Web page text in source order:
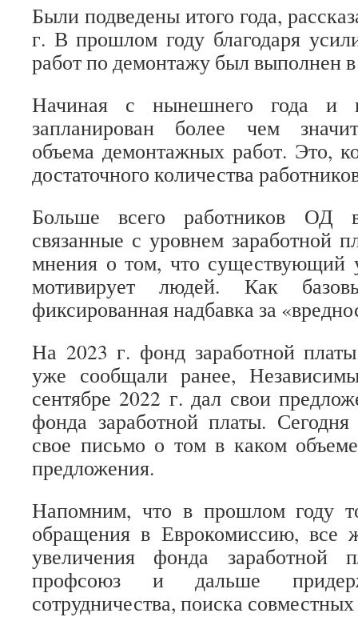
Были подведены итого года,
г. В прошлом году благодаря
работ по демонтажу был выполнен
Начиная с нынешнего года и
запланирован более чем
объема демонтажных работ. Это,
достаточного количества
Больше всего работников ОД
связанные с уровнем заработной
мнения о том, что существующий
мотивирует людей. Как
фиксированная надбавка за
На 2023 г. фонд заработной
уже сообщали ранее,
сентябре 2022 г. дал свои
фонда заработной платы.
свое письмо о том в каком
предложения.
Напомним, что в прошлом году
обращения в Еврокомиссию, все
увеличения фонда заработной
профсоюз и дальше
сотрудничества, поиска